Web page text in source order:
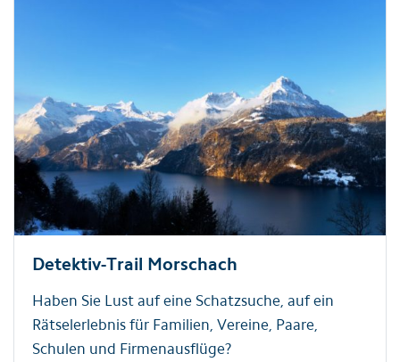
Detektiv-Trail Morschach
Haben Sie Lust auf eine Schatzsuche, auf ein
Rätselerlebnis für Familien, Vereine, Paare,
Schulen und Firmenausflüge?